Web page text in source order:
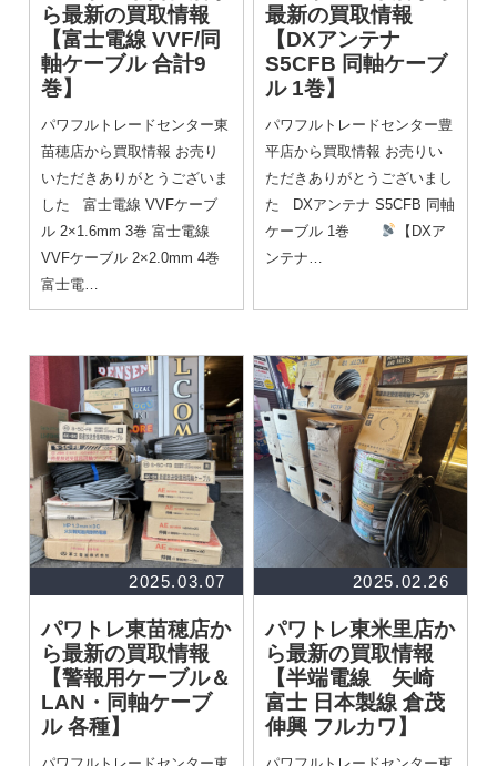
ら最新の買取情報
【富士電線 VVF/同
軸ケーブル 合計9
巻】
パワフルトレードセンター東
苗穂店から買取情報 お売り
いただきありがとうございま
した 富士電線 VVFケーブ
ル 2×1.6mm 3巻 富士電線
VVFケーブル 2×2.0mm 4巻
富士電…
最新の買取情報
【DXアンテナ
S5CFB 同軸ケーブ
ル 1巻】
パワフルトレードセンター豊
平店から買取情報 お売りい
ただきありがとうございまし
た DXアンテナ S5CFB 同軸
ケーブル 1巻
【DXア
ンテナ…
2025.03.07
パワトレ東苗穂店か
ら最新の買取情報
【警報用ケーブル＆
LAN・同軸ケーブ
ル 各種】
2025.02.26
パワトレ東米里店か
ら最新の買取情報
【半端電線 矢崎
富士 日本製線 倉茂
伸興 フルカワ】